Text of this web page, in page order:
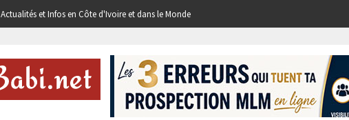
Actualités et Infos en Côte d'Ivoire et dans le Monde